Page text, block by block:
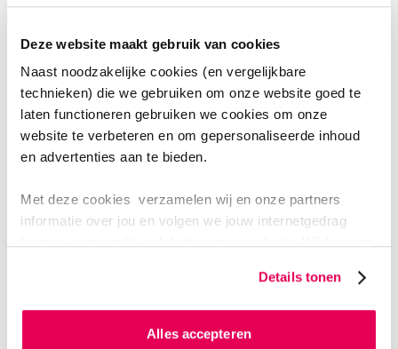
Deze website maakt gebruik van cookies
Naast noodzakelijke cookies (en vergelijkbare
technieken) die we gebruiken om onze website goed te
laten functioneren gebruiken we cookies om onze
website te verbeteren en om gepersonaliseerde inhoud
en advertenties aan te bieden.
Met deze cookies verzamelen wij en onze partners
informatie over jou en volgen we jouw internetgedrag
website en communicatie aan op jouw voorkeuren. Ook
van jouw internetgedrag.
Details tonen
Alles accepteren
er veel van geleerd."
Arjan de Jager
Directeur-bestuurder Barneveldse Techniek
Opleiding
VERDERE INFORMATIE
Aanmelden
Meld je aan via de button bovenaan deze
voor de startdatum aan te melden voor een soepele